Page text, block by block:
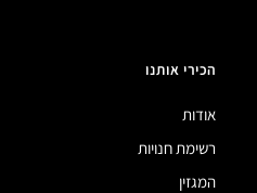
הכירי אותנו
אודות
רשימת חנויות
המגזין